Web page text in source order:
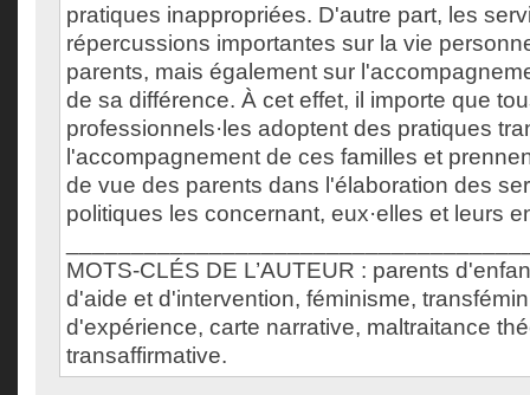
pratiques inappropriées. D'autre part, les
répercussions importantes sur la vie
parents, mais également sur
de sa différence. À cet effet, il importe que
professionnels·les adoptent des pratiques
l'accompagnement de ces familles et
de vue des parents dans l'élaboration des
politiques les concernant, eux·elles et leurs
MOTS-CLÉS DE L’AUTEUR : parents
d'aide et d'intervention, féminisme,
d'expérience, carte narrative, maltraitance
transaffirmative.